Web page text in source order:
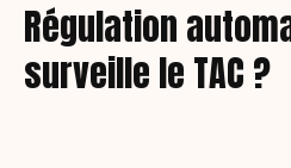
Régulation
surveille le TAC ?